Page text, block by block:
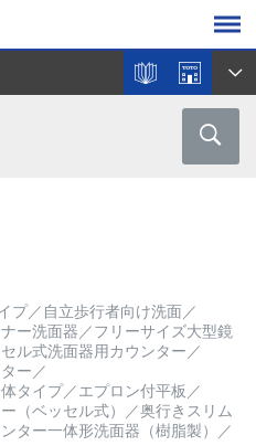
プ／ 自立歩行者向け洗面 ／
ー洗面器 ／ フリーサイズ大型鏡
ル式洗面器用カウンター ／
ー ／
タイプ／ エプロン付平板 ／
（ベッセル式） ／奥行きスリム
ター一体形洗面器（樹脂製）
／